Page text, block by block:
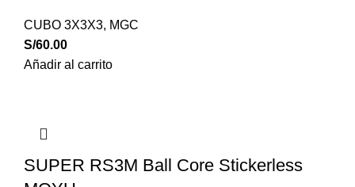
CUBO 3X3X3, MGC
S/60.00
Añadir al carrito
SUPER RS3M Ball Core Stickerless